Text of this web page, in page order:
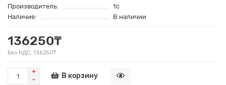
Производитель:
1c
Наличие:
В наличии
136250₸
Без НДС: 136250₸
В корзину